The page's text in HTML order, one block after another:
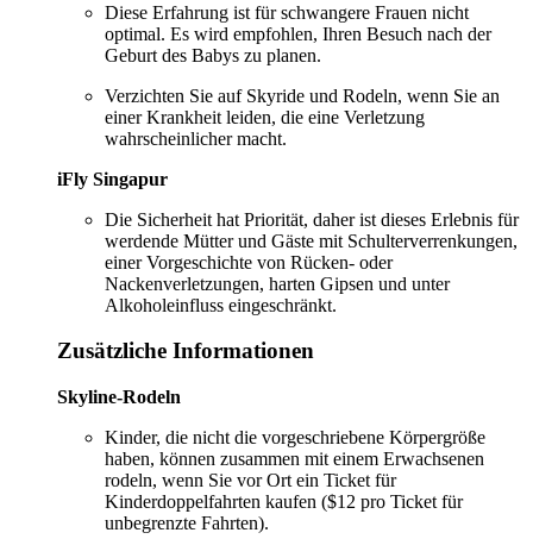
Diese Erfahrung ist für schwangere Frauen nicht
optimal. Es wird empfohlen, Ihren Besuch nach der
Geburt des Babys zu planen.
Verzichten Sie auf Skyride und Rodeln, wenn Sie an
einer Krankheit leiden, die eine Verletzung
wahrscheinlicher macht.
iFly Singapur
Die Sicherheit hat Priorität, daher ist dieses Erlebnis für
werdende Mütter und Gäste mit Schulterverrenkungen,
einer Vorgeschichte von Rücken- oder
Nackenverletzungen, harten Gipsen und unter
Alkoholeinfluss eingeschränkt.
Zusätzliche Informationen
Skyline-Rodeln
Kinder, die nicht die vorgeschriebene Körpergröße
haben, können zusammen mit einem Erwachsenen
rodeln, wenn Sie vor Ort ein Ticket für
Kinderdoppelfahrten kaufen ($12 pro Ticket für
unbegrenzte Fahrten).